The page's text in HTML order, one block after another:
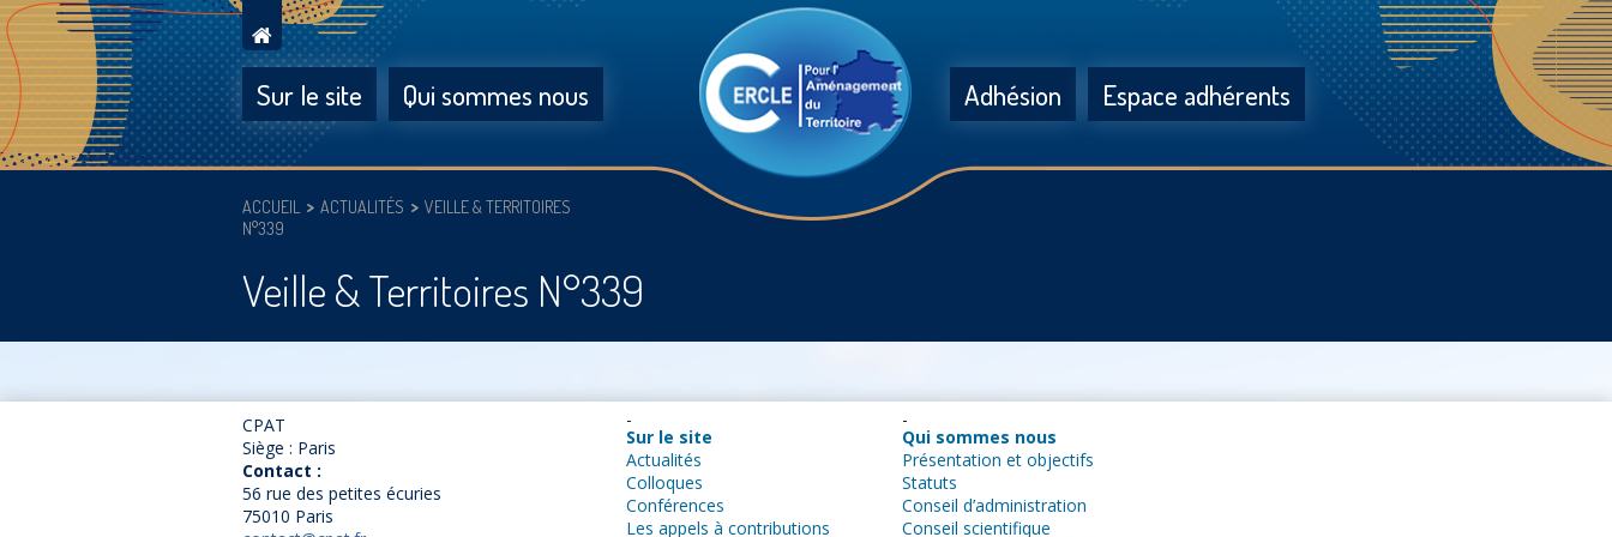
Sur le site Qui sommes nous Adhésion Espace adhérents
ACCUEIL ACTUALITÉS
VEILLE & TERRITOIRES
N°339
Veille & Territoires N°339
CPAT
Siège : Paris
Contact :
56 rue des petites écuries
75010 Paris
Sur le site
Actualités
Colloques
Conférences
Les appels à contributions
Qui sommes nous
Présentation et objectifs
Statuts
Conseil d’administration
Conseil scientifique